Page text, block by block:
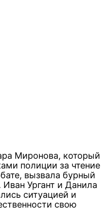
Миронова, который
полиции за чтение
вызвала бурный
Ургант и Данила
ситуацией и
свою